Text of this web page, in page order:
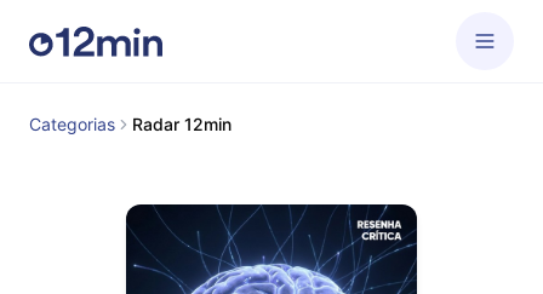
Categorias Radar 12min